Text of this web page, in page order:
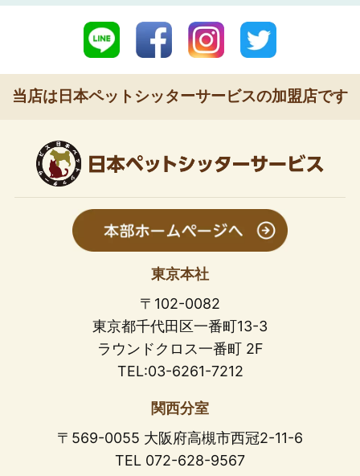
当店は日本ペットシッターサービスの加盟店です
東京本社
〒102-0082
東京都千代田区一番町13-3
ラウンドクロス一番町 2F
TEL:03-6261-7212
関西分室
〒569-0055 大阪府高槻市西冠2-11-6
TEL 072-628-9567